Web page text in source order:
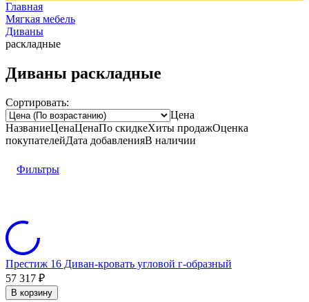
Главная
Мягкая мебель
Диваны
раскладные
Диваны раскладные
Сортировать:
Цена
НазваниеЦенаЦенаПо скидкеХиты продажОценка
покупателейДата добавленияВ наличии
Фильтры
Престиж 16 Диван-кровать угловой г-образный
57 317 ₽
В корзину